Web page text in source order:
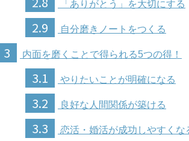
「ありがとう」を大切にする
2.9 自分磨きノートをつくる
3 内面を磨くことで得られる5つの得！
3.1 やりたいことが明確になる
3.2 良好な人間関係が築ける
3.3 恋活・婚活が成功しやすくな